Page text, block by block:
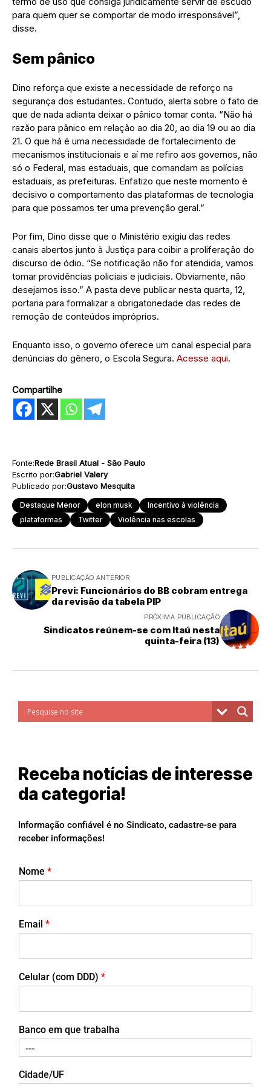
para quem quer se comportar de modo irresponsável”,
disse.
Sem pânico
Dino reforça que existe a necessidade de reforço na
segurança dos estudantes. Contudo, alerta sobre o fato de
que de nada adianta deixar o pânico tomar conta. “Não há
razão para pânico em relação ao dia 20, ao dia 19 ou ao dia
21. O que há é uma necessidade de fortalecimento de
mecanismos institucionais e aí me refiro aos governos, não
só o Federal, mas estaduais, que comandam as polícias
estaduais, as prefeituras. Enfatizo que neste momento é
decisivo o comportamento das plataformas de tecnologia
para que possamos ter uma prevenção geral.”
Por fim, Dino disse que o Ministério exigiu das redes
canais abertos junto à Justiça para coibir a proliferação do
discurso de ódio. “Se notificação não for atendida, vamos
tomar providências policiais e judiciais. Obviamente, não
desejamos isso.” A pasta deve publicar nesta quarta, 12,
portaria para formalizar a obrigatoriedade das redes de
remoção de conteúdos impróprios.
Enquanto isso, o governo oferece um canal especial para
denúncias do gênero, o Escola Segura. Acesse aqui.
Compartilhe
Fonte:Rede Brasil Atual - São Paulo
Escrito por:Gabriel Valery
Publicado por:Gustavo Mesquita
Destaque Menor elon musk
Incentivo à violência
plataformas
Twitter Violência nas escolas
PUBLICAÇÃO ANTERIOR
Previ: Funcionários do BB cobram entrega
da revisão da tabela PIP
PRÓXIMA PUBLICAÇÃO
Sindicatos reúnem-se com Itaú nesta
quinta-feira (13)
Receba notícias de interesse
da categoria!
Informação confiável é no Sindicato, cadastre-se para
receber informações!
Nome *
Email *
Celular (com DDD) *
Banco em que trabalha
Cidade/UF